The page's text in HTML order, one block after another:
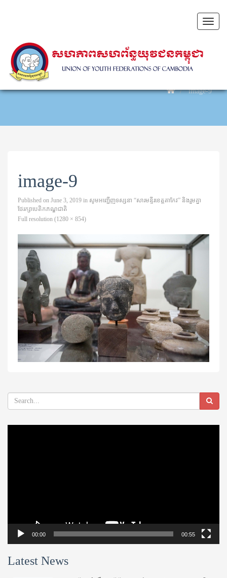
Toggle
image-9
image-9
Published on June 3, 2019 in សូមអញ្ជើញទស្សនា “សារមន្ទីរខេត្តតាកែវ” និងរួមគ្នា
ថែរក្សាបេតិកភណ្ឌជាតិ
Full resolution (1280 × 854)
00:00 00:55
Latest News